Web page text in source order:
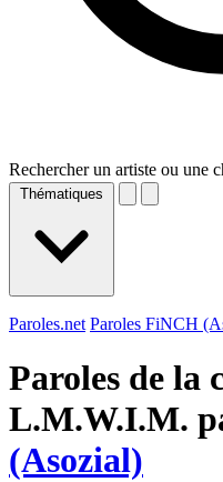
Rechercher un artiste ou une
Thématiques
Paroles.net Paroles FiNCH
Paroles de la
L.M.W.I.M.
(Asozial)